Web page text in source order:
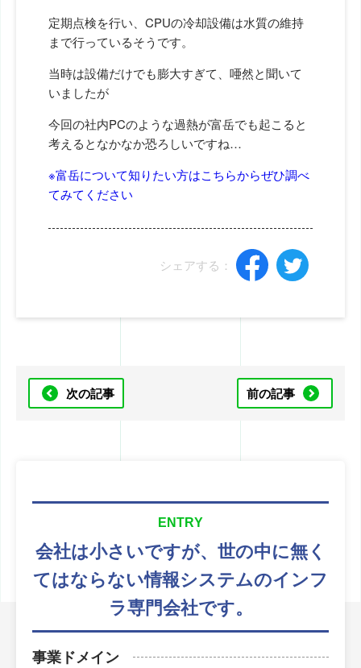
定期点検を行い、CPUの冷却設備は水質の維持
まで行っているそうです。
当時は設備だけでも膨大すぎて、唖然と聞いて
いましたが
今回の社内PCのような過熱が富岳でも起こると
考えるとなかなか恐ろしいですね…
※富岳について知りたい方はこちらからぜひ調べ
てみてください
シェアする：
次の記事 前の記事
ENTRY
会社は小さいですが、 世の中に無く
てはならない情報システムのインフ
ラ専門会社です。
事業ドメイン